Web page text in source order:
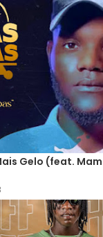
Gelo (feat.